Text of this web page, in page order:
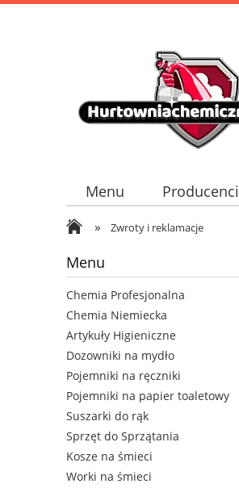
Menu Producenci
» Zwroty i reklamacje
Menu
Chemia Profesjonalna
Chemia Niemiecka
Artykuły Higieniczne
Dozowniki na mydło
Pojemniki na ręczniki
Pojemniki na papier toaletowy
Suszarki do rąk
Sprzęt do Sprzątania
Kosze na śmieci
Worki na śmieci